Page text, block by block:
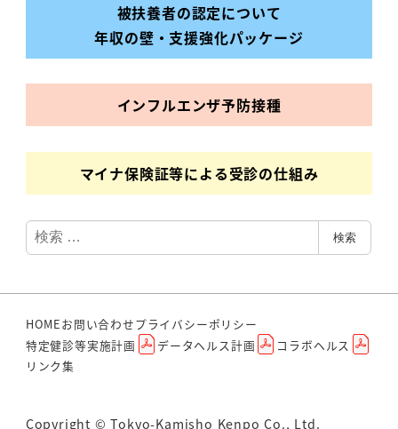
被扶養者の認定について
年収の壁・支援強化パッケージ
インフルエンザ予防接種
マイナ保険証等による受診の仕組み
検
索
検索
HOMEお問い合わせプライバシーポリシー
特定健診等実施計画
データヘルス計画
コラボヘルス
リンク集
Copyright © Tokyo-Kamisho Kenpo Co., Ltd.